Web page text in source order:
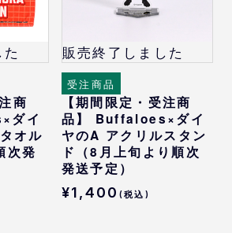
商
ダイ
オル
次発
販売終了しました
受注商品
【期間限定・受注商
品】 Buffaloes×ダイ
ヤのA アクリルスタン
ド（8月上旬より順次
発送予定）
¥1,400 (税込)